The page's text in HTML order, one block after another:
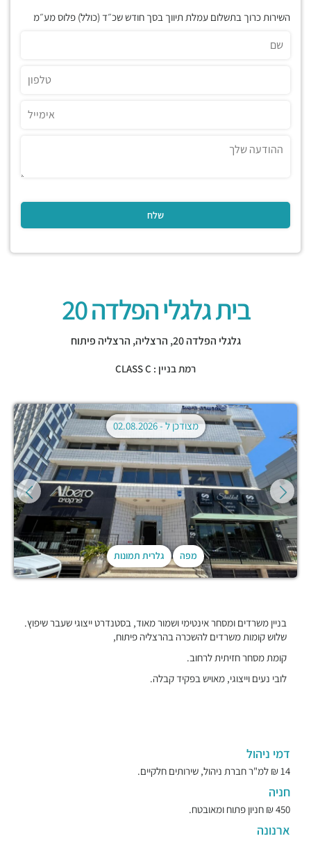
השירות כרוך בתשלום עמלת תיווך בסך חודש שכ״ד (כולל) פלוס מע״מ
בית גלגלי הפלדה 20
גלגלי הפלדה 20, הרצליה, הרצליה פיתוח
רמת בניין : CLASS C
מפה גלרית תמונות
מצודכן ל -02.08.2026
בניין משרדים ומסחר אינטימי ושמור מאוד, בסטנדרט ייצוגי שעבר שיפוץ.
שלוש קומות משרדים להשכרה בהרצליה פיתוח,
קומת מסחר חזיתית לרחוב.
לובי נעים וייצוגי, מאויש בפקיד קבלה.
דמי ניהול
14 ₪ למ"ר חברת ניהול, שירותים חלקיים.
חניה
450 ₪ חניון פתוח ומאובטח.
ארנונה